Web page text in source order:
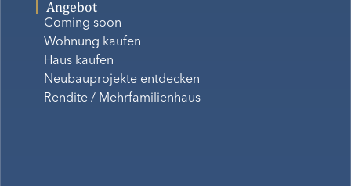
Angebot
Coming soon
Wohnung kaufen
Haus kaufen
Neubauprojekte entdecken
Rendite / Mehrfamilienhaus